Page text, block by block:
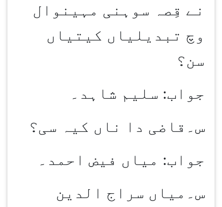
نے قِصہ سوہنی مہینوال
وچ تبدیلیاں کیتیاں
سن؟
جواب: سلیم شاہد۔
س۔قاضی دا ناں کیہ سی؟
جواب: میاں فیض احمد۔
س۔میاں سراج الدین